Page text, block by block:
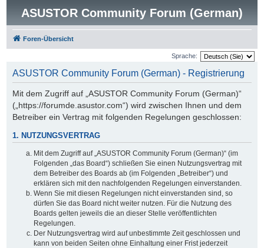
ASUSTOR Community Forum (German)
Foren-Übersicht
Sprache:
ASUSTOR Community Forum (German) - Registrierung
Mit dem Zugriff auf „ASUSTOR Community Forum (German)“
(„https://forumde.asustor.com“) wird zwischen Ihnen und dem
Betreiber ein Vertrag mit folgenden Regelungen geschlossen:
1. NUTZUNGSVERTRAG
Mit dem Zugriff auf „ASUSTOR Community Forum (German)“ (im
Folgenden „das Board“) schließen Sie einen Nutzungsvertrag mit
dem Betreiber des Boards ab (im Folgenden „Betreiber“) und
erklären sich mit den nachfolgenden Regelungen einverstanden.
Wenn Sie mit diesen Regelungen nicht einverstanden sind, so
dürfen Sie das Board nicht weiter nutzen. Für die Nutzung des
Boards gelten jeweils die an dieser Stelle veröffentlichten
Regelungen.
Der Nutzungsvertrag wird auf unbestimmte Zeit geschlossen und
kann von beiden Seiten ohne Einhaltung einer Frist jederzeit